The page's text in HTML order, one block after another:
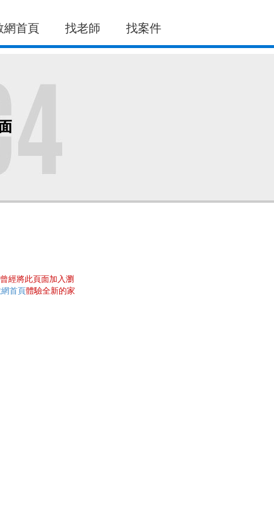
網首頁 找老師 找案件
經將此頁面加入瀏
首頁體驗全新的家